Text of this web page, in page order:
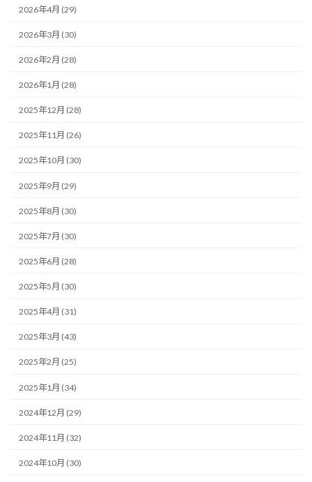
2026年4月 (29)
2026年3月 (30)
2026年2月 (28)
2026年1月 (28)
2025年12月 (28)
2025年11月 (26)
2025年10月 (30)
2025年9月 (29)
2025年8月 (30)
2025年7月 (30)
2025年6月 (28)
2025年5月 (30)
2025年4月 (31)
2025年3月 (43)
2025年2月 (25)
2025年1月 (34)
2024年12月 (29)
2024年11月 (32)
2024年10月 (30)